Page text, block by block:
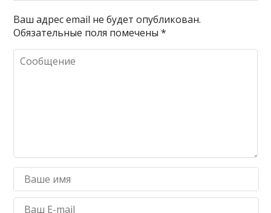
Ваш адрес email не будет опубликован.
Обязательные поля помечены*